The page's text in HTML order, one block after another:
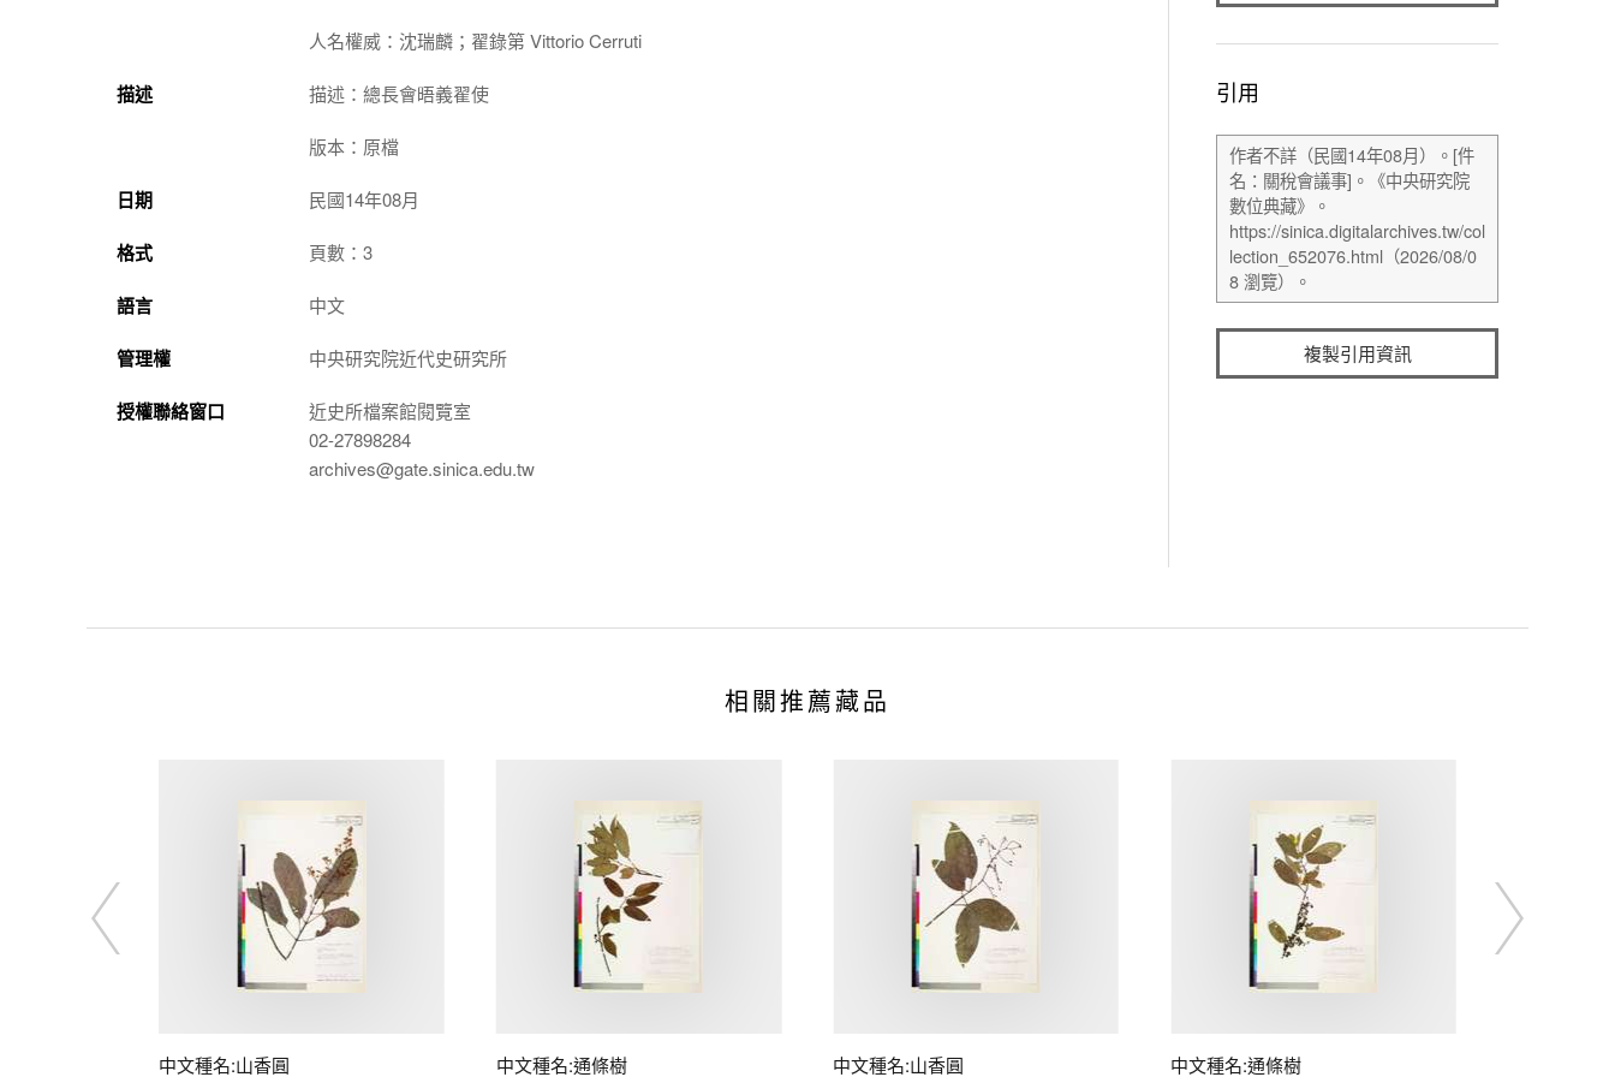
人名權威：沈瑞麟；翟錄第 Vittorio Cerruti
描述 描述：總長會晤義翟使
版本：原檔
日期 民國14年08月
格式 頁數：3
語言 中文
管理權 中央研究院近代史研究所
授權聯絡窗口
近史所檔案館閱覽室
02-27898284
archives@gate.sinica.edu.tw
引用
複製引用資訊
相關推薦藏品
中文種名:山香圓 中文種名:通條樹 中文種名:山香圓 中文種名:通條樹